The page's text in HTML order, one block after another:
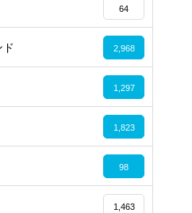
64
2,968
1,297
1,823
98
1,463